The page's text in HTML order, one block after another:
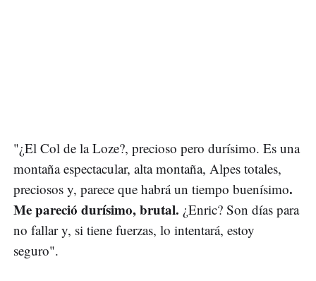
"¿El Col de la Loze?, precioso pero durísimo. Es una
montaña espectacular, alta montaña, Alpes totales,
preciosos y, parece que habrá un tiempo buenísimo.
Me pareció durísimo, brutal. ¿Enric? Son días para
no fallar y, si tiene fuerzas, lo intentará, estoy
seguro".